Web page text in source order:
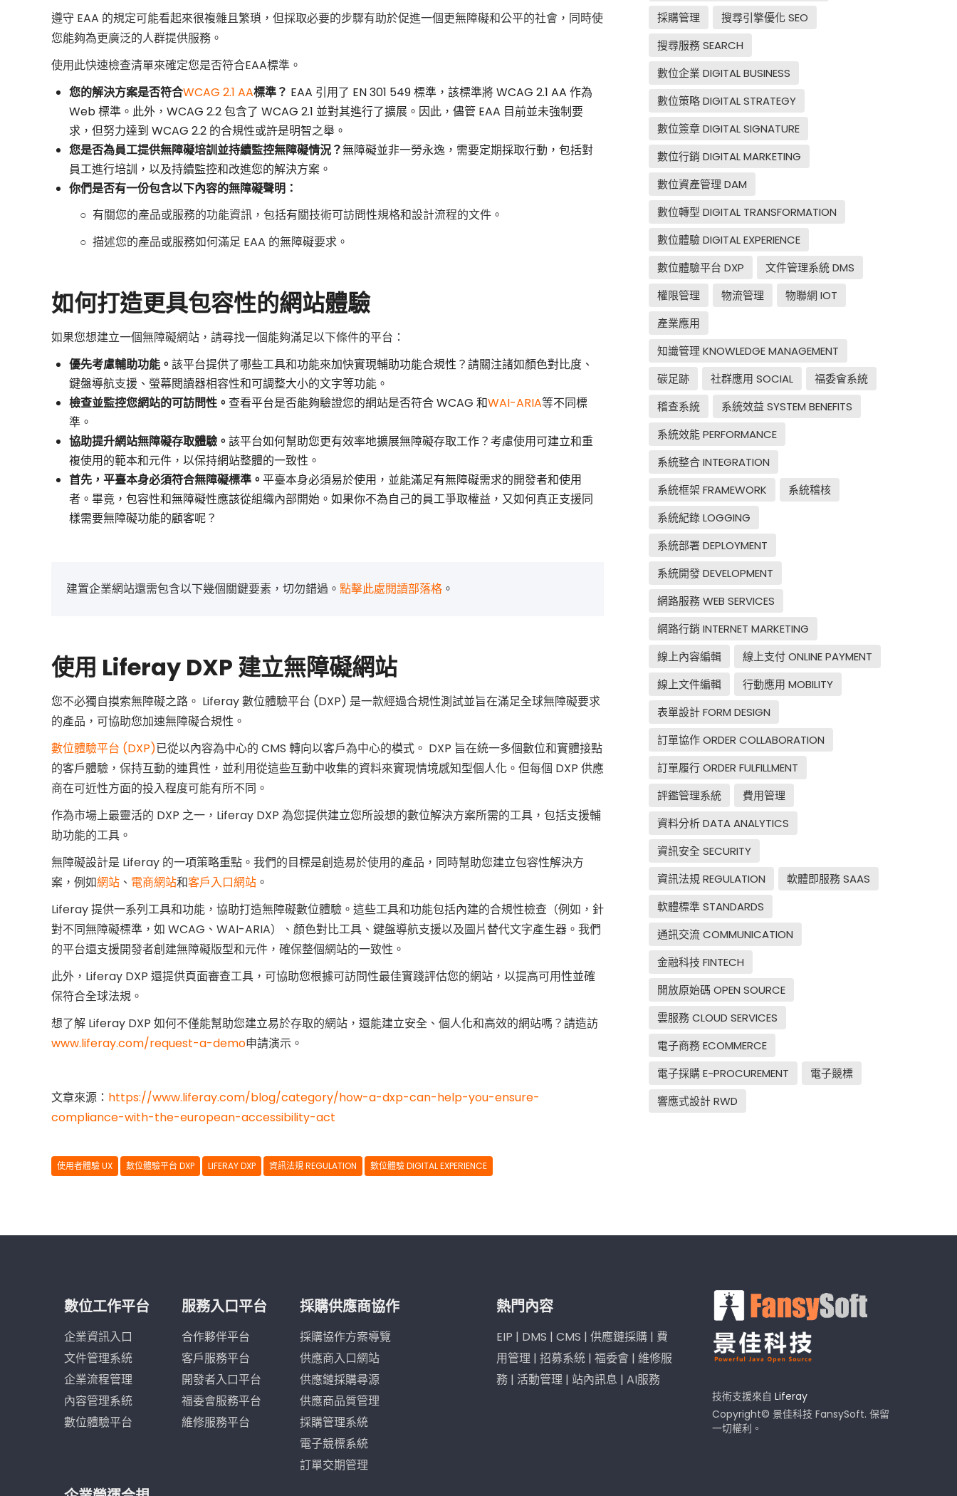
遵守 EAA 的規定可能看起來很複雜且繁瑣，但採取必要的步驟有助於促進一個更無障礙和公平的社會，同時使
您能夠為更廣泛的人群提供服務。
使用此快速檢查清單來確定您是否符合EAA標準。
您的解決方案是否符合WCAG 2.1 AA標準？ EAA 引用了 EN 301 549 標準，該標準將 WCAG 2.1 AA 作為
Web 標準。此外，WCAG 2.2 包含了 WCAG 2.1 並對其進行了擴展。因此，儘管 EAA 目前並未強制要
求，但努力達到 WCAG 2.2 的合規性或許是明智之舉。
您是否為員工提供無障礙培訓並持續監控無障礙情況？無障礙並非一勞永逸，需要定期採取行動，包括對
員工進行培訓，以及持續監控和改進您的解決方案。
你們是否有一份包含以下內容的無障礙聲明：
○ 有關您的產品或服務的功能資訊，包括有關技術可訪問性規格和設計流程的文件。
○ 描述您的產品或服務如何滿足 EAA 的無障礙要求。
如何打造更具包容性的網站體驗
如果您想建立一個無障礙網站，請尋找一個能夠滿足以下條件的平台：
優先考慮輔助功能。該平台提供了哪些工具和功能來加快實現輔助功能合規性？請關注諸如顏色對比度、
鍵盤導航支援、螢幕閱讀器相容性和可調整大小的文字等功能。
檢查並監控您網站的可訪問性。 查看平台是否能夠驗證您的網站是否符合 WCAG 和WAI-ARIA等不同標
準。
協助提升網站無障礙存取體驗。該平台如何幫助您更有效率地擴展無障礙存取工作？考慮使用可建立和重
複使用的範本和元件，以保持網站整體的一致性。
首先，平臺本身必須符合無障礙標準。平臺本身必須易於使用，並能滿足有無障礙需求的開發者和使用
者。畢竟，包容性和無障礙性應該從組織內部開始。如果你不為自己的員工爭取權益，又如何真正支援同
樣需要無障礙功能的顧客呢？
建置企業網站還需包含以下幾個關鍵要素，切勿錯過。點擊此處閱讀部落格 。
使用 Liferay DXP 建立無障礙網站
您不必獨自摸索無障礙之路。 Liferay 數位體驗平台 (DXP) 是一款經過合規性測試並旨在滿足全球無障礙要求
的產品，可協助您加速無障礙合規性。
數位體驗平台 (DXP)已從以內容為中心的 CMS 轉向以客戶為中心的模式。 DXP 旨在統一多個數位和實體接點
的客戶體驗，保持互動的連貫性，並利用從這些互動中收集的資料來實現情境感知型個人化。但每個 DXP 供應
商在可近性方面的投入程度可能有所不同。
作為市場上最靈活的 DXP 之一，Liferay DXP 為您提供建立您所設想的數位解決方案所需的工具，包括支援輔
助功能的工具。
無障礙設計是 Liferay 的一項策略重點。我們的目標是創造易於使用的產品，同時幫助您建立包容性解決方
案，例如網站 、 電商網站和客戶入口網站 。
Liferay 提供一系列工具和功能，協助打造無障礙數位體驗。這些工具和功能包括內建的合規性檢查（例如，針
對不同無障礙標準，如 WCAG、WAI-ARIA）、顏色對比工具、鍵盤導航支援以及圖片替代文字產生器。我們
的平台還支援開發者創建無障礙版型和元件，確保整個網站的一致性。
此外，Liferay DXP 還提供頁面審查工具，可協助您根據可訪問性最佳實踐評估您的網站，以提高可用性並確
保符合全球法規。
想了解 Liferay DXP 如何不僅能幫助您建立易於存取的網站，還能建立安全、個人化和高效的網站嗎？請造訪
www.liferay.com/request-a-demo申請演示。
文章來源： https://www.liferay.com/blog/category/how-a-dxp-can-help-you-ensure-
compliance-with-the-european-accessibility-act
使用者體驗 UX 數位體驗平台 DXP LIFERAY DXP 資訊法規 REGULATION 數位體驗 DIGITAL EXPERIENCE
採購管理
搜尋引擎優化 SEO
搜尋服務 SEARCH
數位企業 DIGITAL BUSINESS
數位策略 DIGITAL STRATEGY
數位簽章 DIGITAL SIGNATURE
數位行銷 DIGITAL MARKETING
數位資產管理 DAM
數位轉型 DIGITAL TRANSFORMATION
數位體驗 DIGITAL EXPERIENCE
數位體驗平台 DXP
文件管理系統 DMS
權限管理
物流管理
物聯網 IOT
產業應用
知識管理 KNOWLEDGE MANAGEMENT
碳足跡
社群應用 SOCIAL
福委會系統
稽查系統
系統效益 SYSTEM BENEFITS
系統效能 PERFORMANCE
系統整合 INTEGRATION
系統框架 FRAMEWORK
系統稽核
系統紀錄 LOGGING
系統部署 DEPLOYMENT
系統開發 DEVELOPMENT
網路服務 WEB SERVICES
網路行銷 INTERNET MARKETING
線上內容編輯
線上支付 ONLINE PAYMENT
線上文件編輯
行動應用 MOBILITY
表單設計 FORM DESIGN
訂單協作 ORDER COLLABORATION
訂單履行 ORDER FULFILLMENT
評鑑管理系統
費用管理
資料分析 DATA ANALYTICS
資訊安全 SECURITY
資訊法規 REGULATION
軟體即服務 SAAS
軟體標準 STANDARDS
通訊交流 COMMUNICATION
金融科技 FINTECH
開放原始碼 OPEN SOURCE
雲服務 CLOUD SERVICES
電子商務 ECOMMERCE
電子採購 E-PROCUREMENT
電子競標
響應式設計 RWD
數位工作平台
企業資訊入口
文件管理系統
企業流程管理
內容管理系統
數位體驗平台
服務入口平台
合作夥伴平台
客戶服務平台
開發者入口平台
福委會服務平台
維修服務平台
採購供應商協作
採購協作方案導覽
供應商入口網站
供應鏈採購尋源
供應商品質管理
採購管理系統
電子競標系統
訂單交期管理
熱門內容
EIP | DMS | CMS | 供應鏈採購| 費
用管理| 招募系統| 福委會| 維修服
務| 活動管理| 站內訊息 | AI服務
技術支援來自 Liferay
Copyright© 景佳科技 FansySoft. 保留
一切權利。